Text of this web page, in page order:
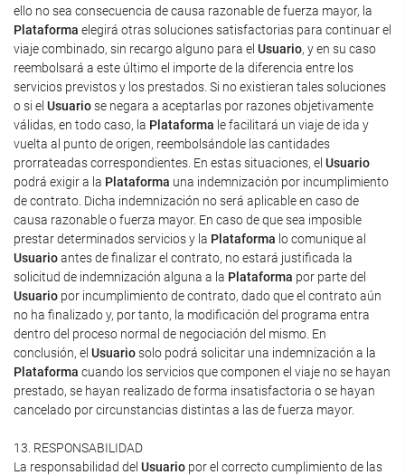
ello no sea consecuencia de causa razonable de fuerza mayor, la
Plataforma elegirá otras soluciones satisfactorias para continuar el
viaje combinado, sin recargo alguno para el Usuario, y en su caso
reembolsará a este último el importe de la diferencia entre los
servicios previstos y los prestados. Si no existieran tales soluciones
o si el Usuariose negara a aceptarlas por razones objetivamente
válidas, en todo caso, la Plataforma le facilitará un viaje de ida y
vuelta al punto de origen, reembolsándole las cantidades
prorrateadas correspondientes. En estas situaciones, el Usuario
podrá exigir a la Plataforma una indemnización por incumplimiento
de contrato. Dicha indemnización no será aplicable en caso de
causa razonable o fuerza mayor. En caso de que sea imposible
prestar determinados servicios y la Plataforma lo comunique al
Usuarioantes de finalizar el contrato, no estará justificada la
solicitud de indemnización alguna a la Plataforma por parte del
Usuario por incumplimiento de contrato, dado que el contrato aún
no ha finalizado y, por tanto, la modificación del programa entra
dentro del proceso normal de negociación del mismo. En
conclusión, el Usuariosolo podrá solicitar una indemnización a la
Plataforma cuando los servicios que componen el viaje no se hayan
prestado, se hayan realizado de forma insatisfactoria o se hayan
cancelado por circunstancias distintas a las de fuerza mayor.
13. RESPONSABILIDAD
La responsabilidad del Usuario por el correcto cumplimiento de las